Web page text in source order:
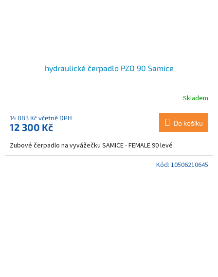
hydraulické čerpadlo PZO 90 Samice
Skladem
14 883 Kč včetně DPH
12 300 Kč Do košíku
Zubové čerpadlo na vyvážečku SAMICE - FEMALE 90 levé
Kód: 10506210645